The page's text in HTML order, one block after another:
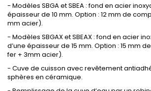
- Modèles SBGA et SBEA : fond en acier
épaisseur de 10 mm. Option : 12 mm de
mm acier).
- Modèles SBGAX et SBEAX : fond en acier
d’une épaisseur de 15 mm. Option : 15 mm
fer + 3mm acier).
- Cuve de cuisson avec revêtement
sphères en céramique.